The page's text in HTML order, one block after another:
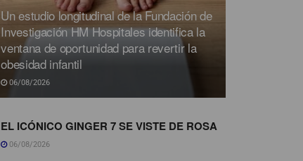
Un estudio longitudinal de la Fundación de
Investigación HM Hospitales identifica la
ventana de oportunidad para revertir la
obesidad infantil
06/08/2026
EL ICÓNICO GINGER 7 SE VISTE DE ROSA
06/08/2026